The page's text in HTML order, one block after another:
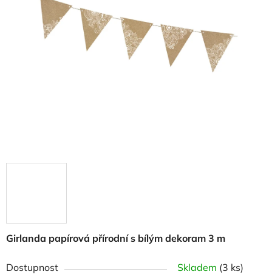
Girlanda papírová přírodní s bílým dekoram 3 m
Dostupnost Skladem (3 ks)